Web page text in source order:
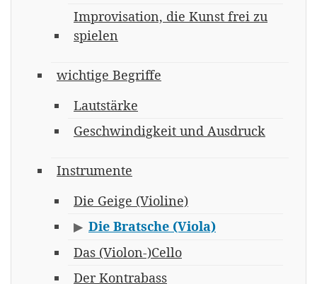
Improvisation, die Kunst frei zu
spielen
wichtige Begriffe
Lautstärke
Geschwindigkeit und Ausdruck
Instrumente
Die Geige (Violine)
▶ Die Bratsche (Viola)
Das (Violon-)Cello
Der Kontrabass